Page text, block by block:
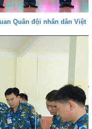
Quân đội nhân dân Việt